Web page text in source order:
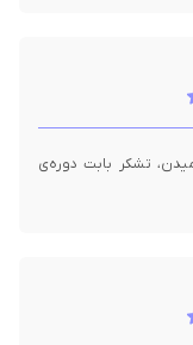
تشکر بابت دوره‌ی